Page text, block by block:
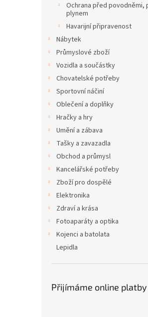
Ochrana před povodněmi,
plynem
Havarijní připravenost
Nábytek
Průmyslové zboží
Vozidla a součástky
Chovatelské potřeby
Sportovní náčiní
Oblečení a doplňky
Hračky a hry
Umění a zábava
Tašky a zavazadla
Obchod a průmysl
Kancelářské potřeby
Zboží pro dospělé
Elektronika
Zdraví a krása
Fotoaparáty a optika
Kojenci a batolata
Lepidla
Přijímáme online platby